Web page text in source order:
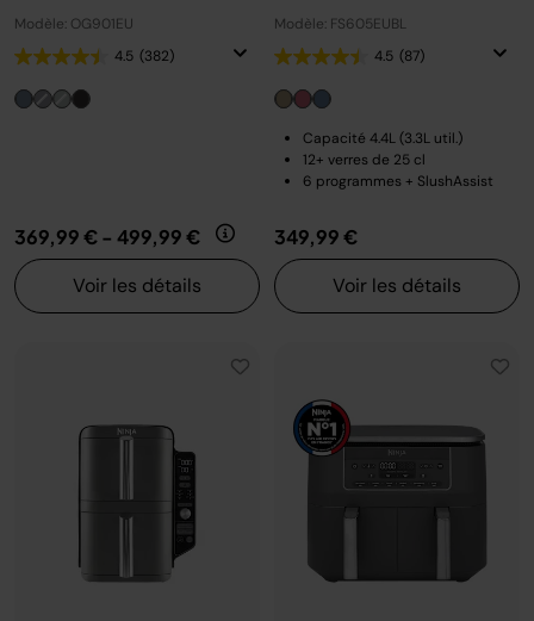
Modèle: OG901EU
4.5 (382)
369,99 €- 499,99 €
Voir les détails
Modèle: FS605EUBL
4.5 (87)
Capacité 4.4L (3.3L util.)
12+ verres de 25 cl
6 programmes + SlushAssist
349,99 €
Voir les détails